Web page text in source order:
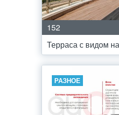
152
Терраса с видом
РАЗНОЕ